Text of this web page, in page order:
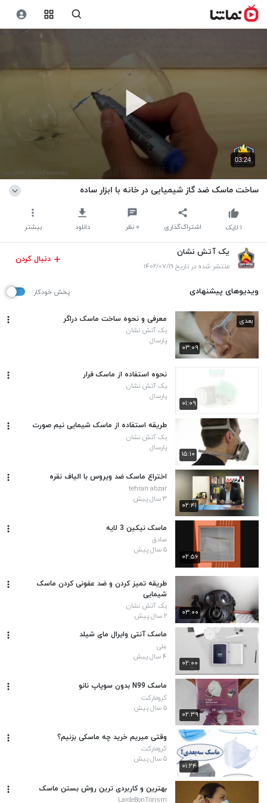
03:24
ساخت ماسک ضد گاز شیمیایی در خانه با ابزار ساده
اشتراک‌گذاری ۰ نظر دانلود بیشتر ۱ لایک
یک آتش نشان
منتشر شده در تاریخ ۱۴۰۲/۰۷/۱۹
دنبال کردن
ویدیوهای پیشنهادی پخش خودکار
۰۳:۰۹
بعدی معرفی و نحوه ساخت ماسک دراگر
یک آتش نشان
پارسال
۰۱:۰۹
نحوه استفاده از ماسک فرار
یک آتش نشان
پارسال
۱۵:۱۰
طریقه استفاده از ماسک شیمایی نیم صورت
یک آتش نشان
پارسال
۰۲:۴۱
اختراع ماسک ضد ویروس با الیاف نقره
tehran abzar
۳ سال پیش
۰۲:۵۶
ماسک نیکین 3 لایه
صادق
۵ سال پیش
۰۳:۰۰
طریقه تمیز کردن و ضد عفونی کردن ماسک
شیمایی
یک آتش نشان
۲ سال پیش
۰۲:۰۰
ماسک آنتی وایرال مای شیلد
علی
۴ سال پیش
۰۲:۳۹
ماسک N99 بدون سوپاپ نانو
کرومارکت
۵ سال پیش
۰۱:۲۴
وقتی میریم خرید چه ماسکی بزنیم؟
کرومارکت
۵ سال پیش
بهترین و کاربردی ترین روش بستن ماسک
LardeBonTorism